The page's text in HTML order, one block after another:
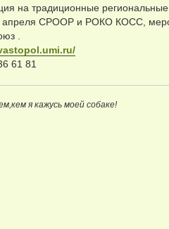
на традиционные
СРООР и РОКО КОСС,
.
61 81
я кажусь моей собаке!